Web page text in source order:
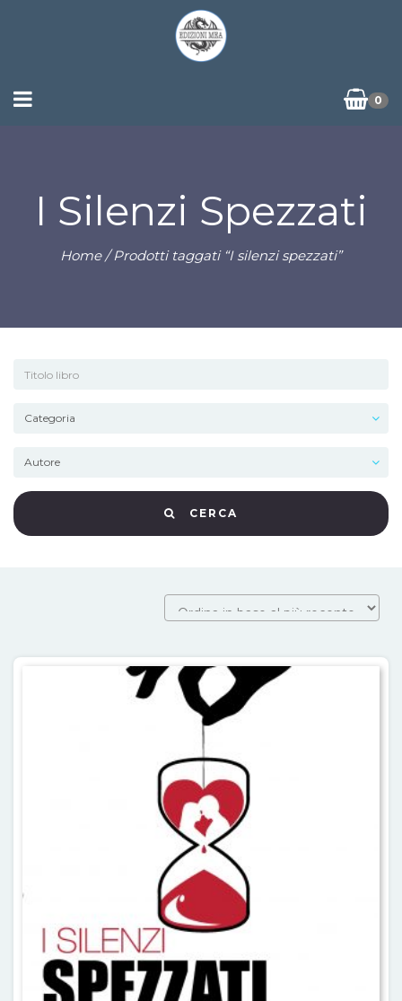
0
I Silenzi Spezzati
Home/ Prodotti taggati “I silenzi spezzati”
CERCA